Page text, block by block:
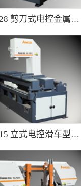
EC-S4O28 剪刀式电控金属带锯床
EC-V5315 立式电控滑车型金属带锯床